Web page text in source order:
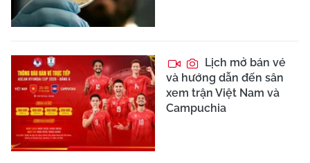
Lịch mở bán vé
và hướng dẫn đến sân
xem trận Việt Nam và
Campuchia